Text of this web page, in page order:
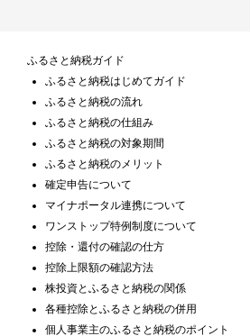
ふるさと納税ガイド
ふるさと納税はじめてガイド
ふるさと納税の流れ
ふるさと納税の仕組み
ふるさと納税の対象期間
ふるさと納税のメリット
確定申告について
マイナポータル連携について
ワンストップ特例制度について
控除・還付の確認の仕方
控除上限額の確認方法
株投資とふるさと納税の関係
各種控除とふるさと納税の併用
個人事業主のふるさと納税のポイント